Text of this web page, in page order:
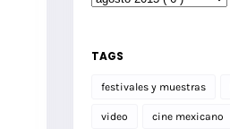
TAGS
festivales y muestras
video cine mexicano